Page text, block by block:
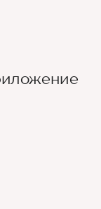
к
лично